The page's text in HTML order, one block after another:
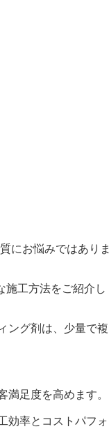
にお悩みではありま
工方法をご紹介し
グ剤は、少量で複
足度を高めます。
率とコストパフォ